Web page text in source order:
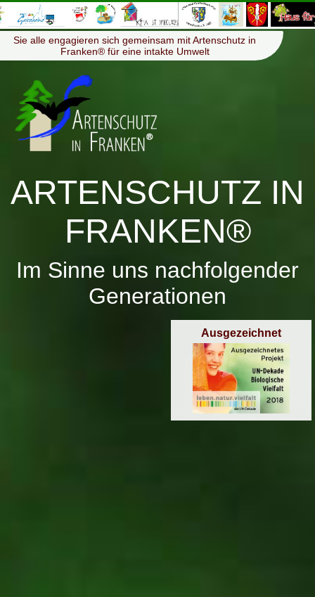
Menü ≡
Sie alle engagieren sich gemeinsam mit Artenschutz in
Franken® für eine intakte Umwelt
ARTENSCHUTZ IN
FRANKEN®
Im Sinne uns nachfolgender
Generationen
Ausgezeichnet